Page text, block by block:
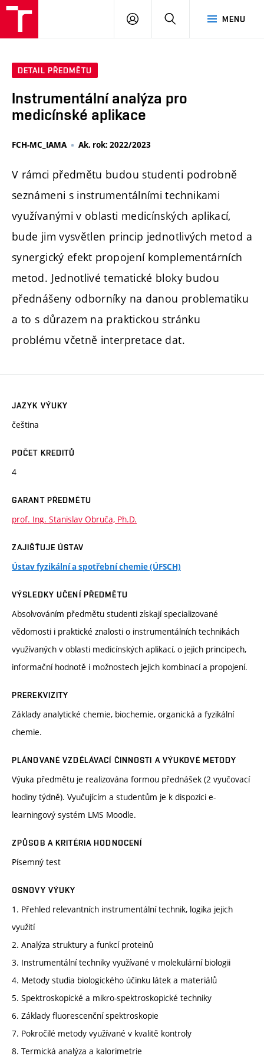
MENU
PŘIHLÁSIT
DETAIL PŘEDMĚTU
Instrumentální analýza pro
medicínské aplikace
FCH-MC_IAMA Ak. rok: 2022/2023
V rámci předmětu budou studenti podrobně
seznámeni s instrumentálními technikami
využívanými v oblasti medicínských aplikací,
bude jim vysvětlen princip jednotlivých metod a
synergický efekt propojení komplementárních
metod. Jednotlivé tematické bloky budou
přednášeny odborníky na danou problematiku
a to s důrazem na praktickou stránku
problému včetně interpretace dat.
JAZYK VÝUKY
čeština
POČET KREDITŮ
4
GARANT PŘEDMĚTU
prof. Ing. Stanislav Obruča, Ph.D.
ZAJIŠŤUJE ÚSTAV
Ústav fyzikální a spotřební chemie (ÚFSCH)
VÝSLEDKY UČENÍ PŘEDMĚTU
Absolvováním předmětu studenti získají specializované
vědomosti i praktické znalosti o instrumentálních technikách
využívaných v oblasti medicínských aplikací, o jejich principech,
informační hodnotě i možnostech jejich kombinací a propojení.
PREREKVIZITY
Základy analytické chemie, biochemie, organická a fyzikální
chemie.
PLÁNOVANÉ VZDĚLÁVACÍ ČINNOSTI A VÝUKOVÉ METODY
Výuka předmětu je realizována formou přednášek (2 vyučovací
hodiny týdně). Vyučujícím a studentům je k dispozici e-
learningový systém LMS Moodle.
ZPŮSOB A KRITÉRIA HODNOCENÍ
Písemný test
OSNOVY VÝUKY
1. Přehled relevantních instrumentální technik, logika jejich
využití
2. Analýza struktury a funkcí proteinů
3. Instrumentální techniky využívané v molekulární biologii
4. Metody studia biologického účinku látek a materiálů
5. Spektroskopické a mikro-spektroskopické techniky
6. Základy fluorescenční spektroskopie
7. Pokročilé metody využívané v kvalitě kontroly
8. Termická analýza a kalorimetrie